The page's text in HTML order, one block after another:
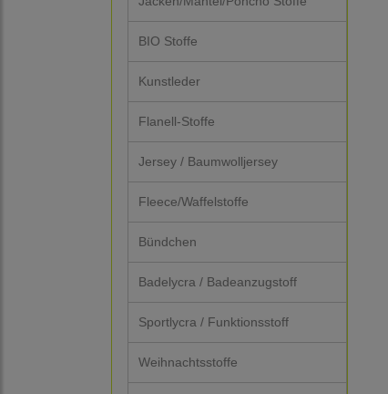
BIO Stoffe
Kunstleder
Flanell-Stoffe
Jersey / Baumwolljersey
Fleece/Waffelstoffe
Bündchen
Badelycra / Badeanzugstoff
Sportlycra / Funktionsstoff
Weihnachtsstoffe